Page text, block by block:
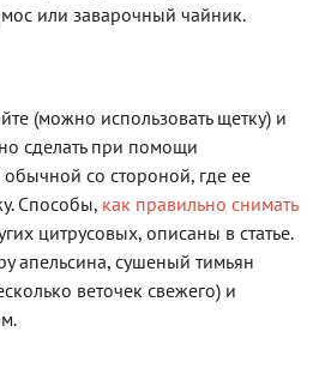
или заварочный чайник.
(можно использовать щетку) и
сделать при помощи
со стороной, где ее
Способы, как правильно снимать
цитрусовых, описаны в статье.
апельсина, сушеный тимьян
веточек свежего) и